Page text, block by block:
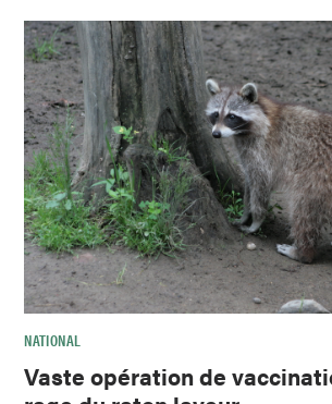
NATIONAL
Vaste opération de